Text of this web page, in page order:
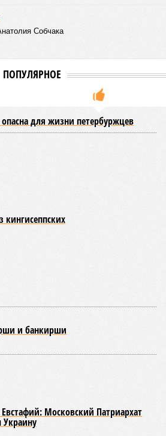
Собчака
ПОПУЛЯРНОЕ
для жизни петербуржцев
кингисеппских
и банкирши
Московский Патриархат
Украину